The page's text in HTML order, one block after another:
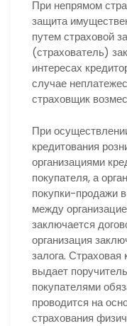
При непрямом
защита
путем страховой
(страхователь)
интересах
случае
страховщик
При
кредитования
организациями
покупателя, а
покупки-продажи
между
заключается
организация
залога. Страховая
выдает
покупателями
проводится на
страхования